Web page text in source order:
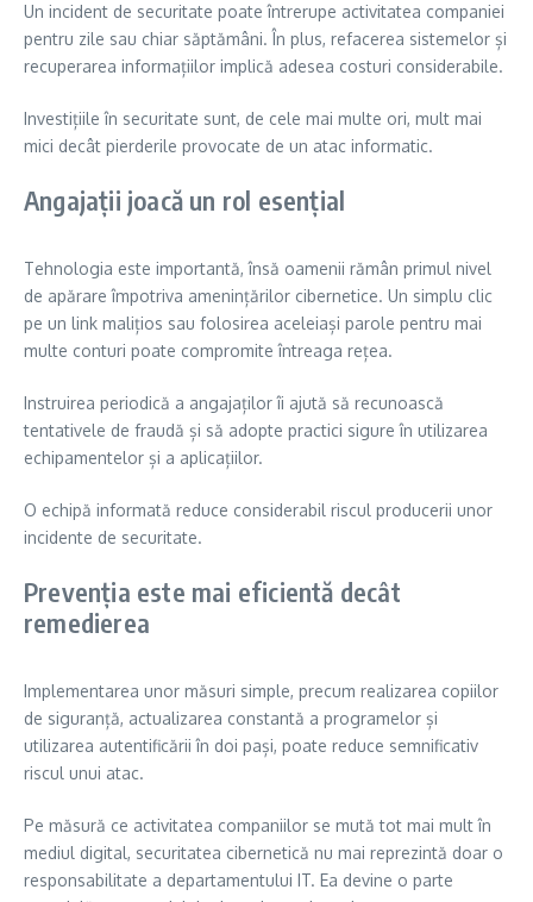
Un incident de securitate poate întrerupe activitatea companiei
pentru zile sau chiar săptămâni. În plus, refacerea sistemelor și
recuperarea informațiilor implică adesea costuri considerabile.
Investițiile în securitate sunt, de cele mai multe ori, mult mai
mici decât pierderile provocate de un atac informatic.
Angajații joacă un rol esențial
Tehnologia este importantă, însă oamenii rămân primul nivel
de apărare împotriva amenințărilor cibernetice. Un simplu clic
pe un link malițios sau folosirea aceleiași parole pentru mai
multe conturi poate compromite întreaga rețea.
Instruirea periodică a angajaților îi ajută să recunoască
tentativele de fraudă și să adopte practici sigure în utilizarea
echipamentelor și a aplicațiilor.
O echipă informată reduce considerabil riscul producerii unor
incidente de securitate.
Prevenția este mai eficientă decât
remedierea
Implementarea unor măsuri simple, precum realizarea copiilor
de siguranță, actualizarea constantă a programelor și
utilizarea autentificării în doi pași, poate reduce semnificativ
riscul unui atac.
Pe măsură ce activitatea companiilor se mută tot mai mult în
mediul digital, securitatea cibernetică nu mai reprezintă doar o
responsabilitate a departamentului IT. Ea devine o parte